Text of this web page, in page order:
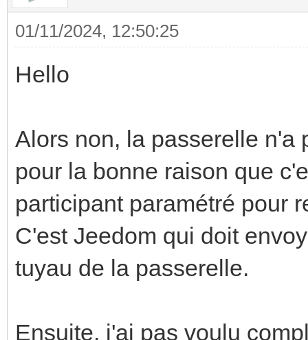
01/11/2024, 12:50:25
Hello
Alors non, la passerelle n'a
pour la bonne raison que
participant paramétré pour
C'est Jeedom qui doit
tuyau de la passerelle.
Ensuite, j'ai pas voulu